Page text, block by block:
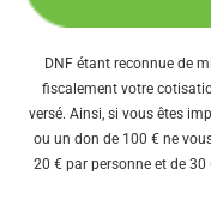
DNF étant reconnue de
fiscalement votre
versé. Ainsi, si vous êtes
ou un don de 100 € ne
20 € par personne et de